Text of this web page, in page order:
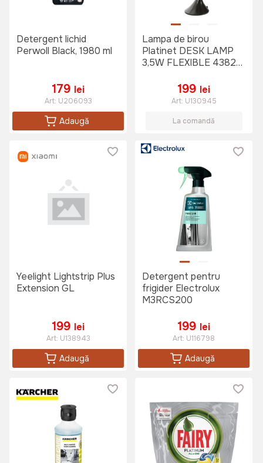
Detergent lichid
Perwoll Black, 1980 ml
179 lei
Art: U206093
Adaugă
Lampa de birou
Platinet DESK LAMP
3,5W FLEXIBLE 43827,
199 lei
Art: U130945
La comandă
Yeelight Lightstrip Plus
Extension GL
199 lei
Art: U138943
Adaugă
Detergent pentru
frigider Electrolux
M3RCS200
199 lei
Art: U116798
Adaugă